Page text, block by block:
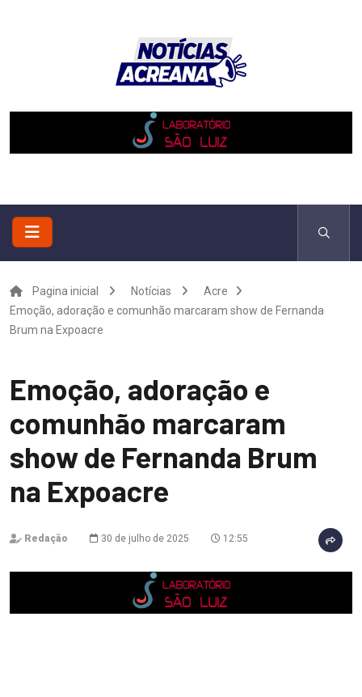
Pagina inicial Notícias
Acre
Emoção, adoração e comunhão marcaram show de Fernanda
Brum na Expoacre
Emoção, adoração e
comunhão marcaram
show de Fernanda Brum
na Expoacre
Redação 30 de julho de 2025 12:55